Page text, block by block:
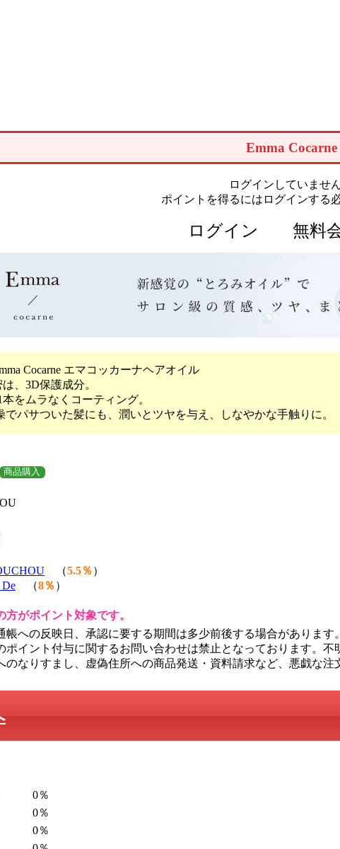
Emma Cocarne
ログインしていません
ポイントを得るにはログインする
ログイン 無料
Cocarne エマコッカーナヘアオイル
、3D保護成分。
をムラなくコーティング。
パサついた髪にも、潤いとツヤを与え、しなやかな手触りに。
商品購入
（5.5％ ）
De （8％ ）
がポイント対象です。
帳への反映日、承認に要する期間は多少前後する場合があります。
ポイント付与に関するお問い合わせは禁止となっております。不
のなりすまし、虚偽住所への商品発送・資料請求など、悪戯な
0％
0％
0％